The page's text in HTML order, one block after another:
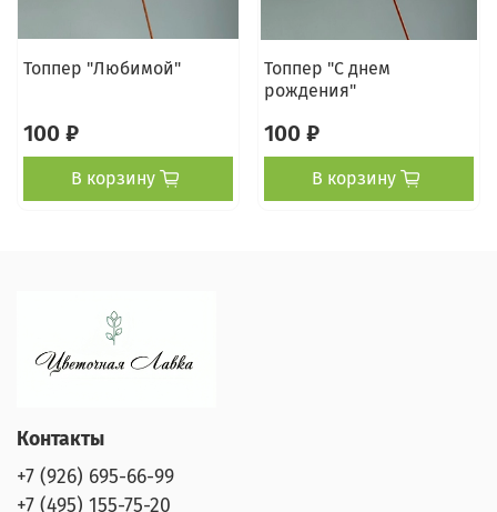
Топпер "Любимой"
100 ₽
В корзину
Топпер "С днем
рождения"
100 ₽
В корзину
Контакты
+7 (926) 695-66-99
+7 (495) 155-75-20